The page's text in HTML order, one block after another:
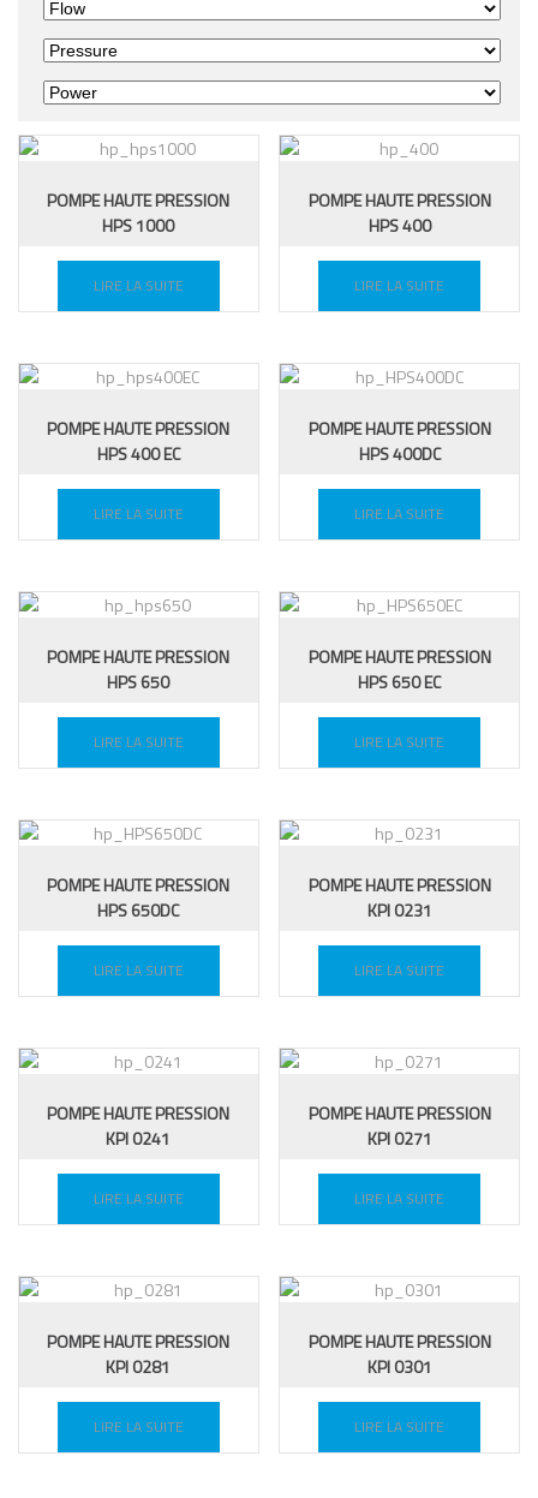
POMPE HAUTE PRESSION
HPS 1000
LIRE LA SUITE
POMPE HAUTE PRESSION
HPS 400
LIRE LA SUITE
POMPE HAUTE PRESSION
HPS 400 EC
LIRE LA SUITE
POMPE HAUTE PRESSION
HPS 400DC
LIRE LA SUITE
POMPE HAUTE PRESSION
HPS 650
LIRE LA SUITE
POMPE HAUTE PRESSION
HPS 650 EC
LIRE LA SUITE
POMPE HAUTE PRESSION
HPS 650DC
LIRE LA SUITE
POMPE HAUTE PRESSION
KPI 0231
LIRE LA SUITE
POMPE HAUTE PRESSION
KPI 0241
LIRE LA SUITE
POMPE HAUTE PRESSION
KPI 0271
LIRE LA SUITE
POMPE HAUTE PRESSION
KPI 0281
LIRE LA SUITE
POMPE HAUTE PRESSION
KPI 0301
LIRE LA SUITE